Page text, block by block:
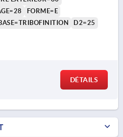
FORME=E
D2=25
DÉTAILS